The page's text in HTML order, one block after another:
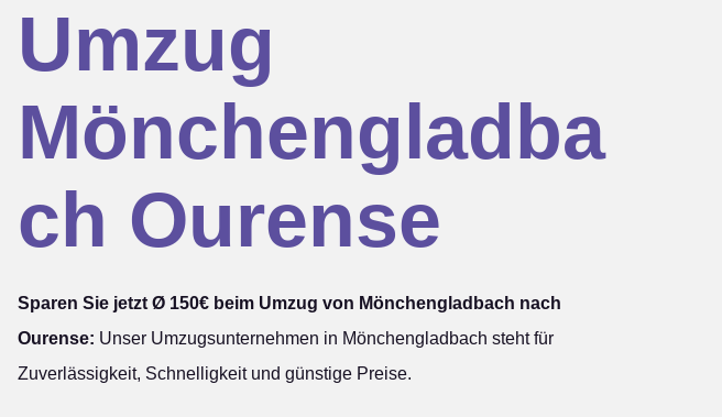
Umzug
Mönchengladba
ch Ourense
Sparen Sie jetzt Ø 150€ beim Umzug von Mönchengladbach nach
Ourense: Unser Umzugsunternehmen in Mönchengladbach steht für
Zuverlässigkeit, Schnelligkeit und günstige Preise.